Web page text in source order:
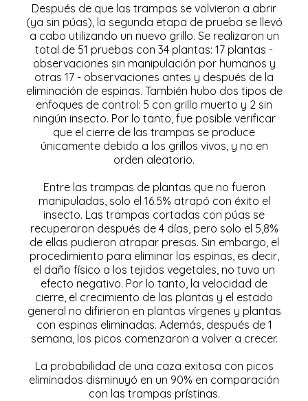
Después de que las trampas se volvieron a abrir
(ya sin púas), la segunda etapa de prueba se llevó
a cabo utilizando un nuevo grillo. Se realizaron un
total de 51 pruebas con 34 plantas: 17 plantas -
observaciones sin manipulación por humanos y
otras 17 - observaciones antes y después de la
eliminación de espinas. También hubo dos tipos de
enfoques de control: 5 con grillo muerto y 2 sin
ningún insecto. Por lo tanto, fue posible verificar
que el cierre de las trampas se produce
únicamente debido a los grillos vivos, y no en
orden aleatorio.
Entre las trampas de plantas que no fueron
manipuladas, solo el 16.5% atrapó con éxito el
insecto. Las trampas cortadas con púas se
recuperaron después de 4 días, pero solo el 5,8%
de ellas pudieron atrapar presas. Sin embargo, el
procedimiento para eliminar las espinas, es decir,
el daño físico a los tejidos vegetales, no tuvo un
efecto negativo. Por lo tanto, la velocidad de
cierre, el crecimiento de las plantas y el estado
general no difirieron en plantas vírgenes y plantas
con espinas eliminadas. Además, después de 1
semana, los picos comenzaron a volver a crecer.
La probabilidad de una caza exitosa con picos
eliminados disminuyó en un 90% en comparación
con las trampas prístinas.